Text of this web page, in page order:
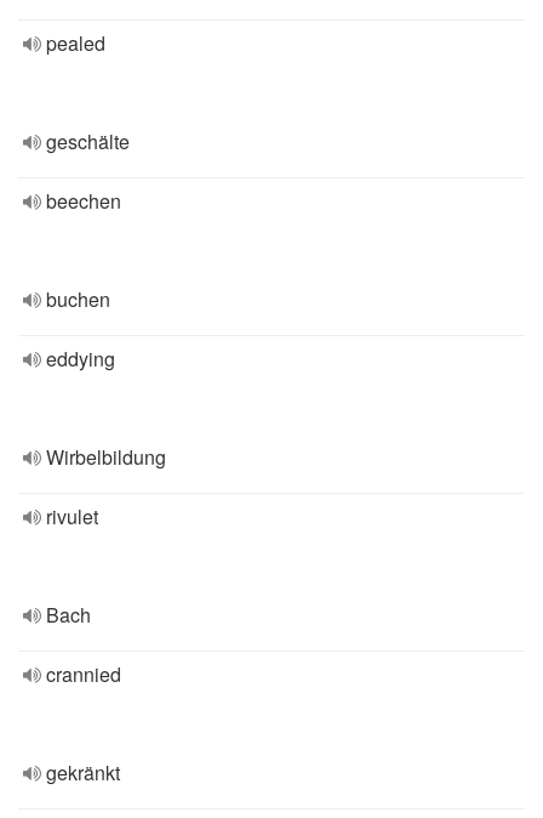
pealed
geschälte
beechen
buchen
eddying
Wirbelbildung
rivulet
Bach
crannied
gekränkt